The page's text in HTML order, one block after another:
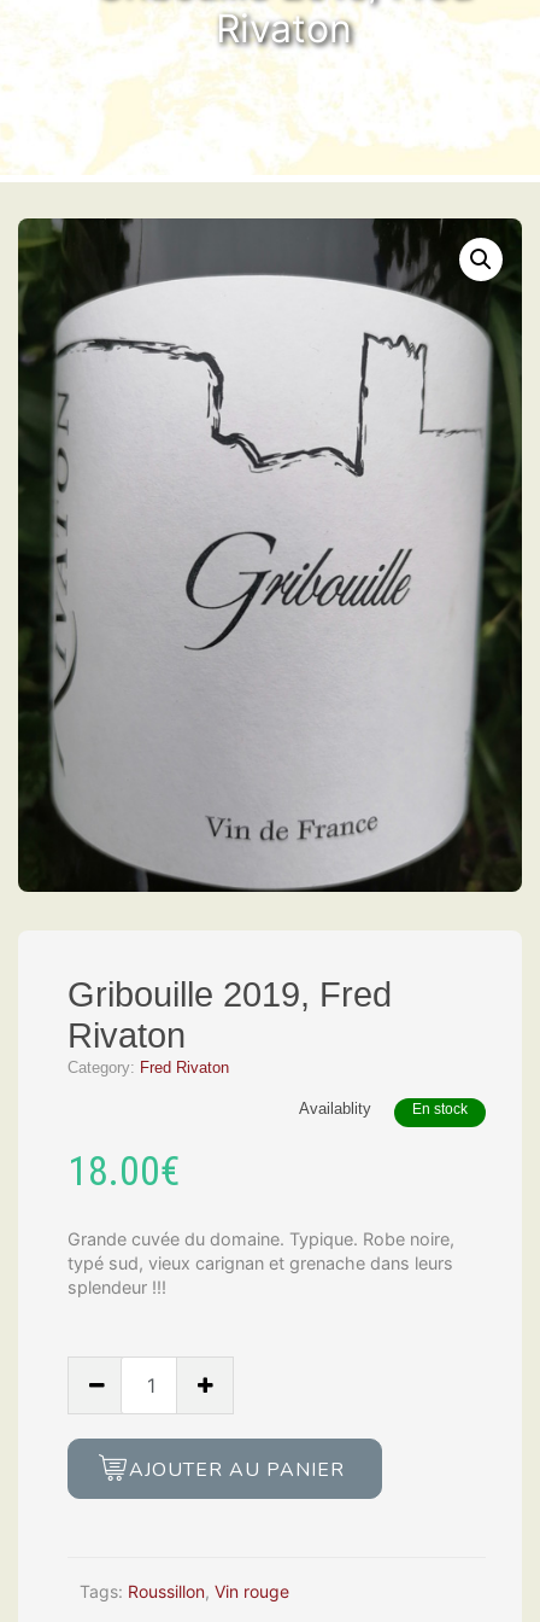
Rivaton
Gribouille 2019, Fred
Rivaton
Category: Fred Rivaton
Availablity En stock
18.00€
Grande cuvée du domaine. Typique. Robe noire,
typé sud, vieux carignan et grenache dans leurs
splendeur !!!
Rivaton
quantity
AJOUTER AU PANIER
Tags: Roussillon, Vin rouge